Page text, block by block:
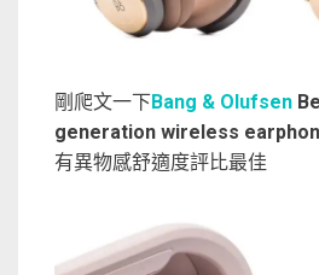
剛爬文一下Bang & Olufsen
generation wireless
有異物感舒適度評比最佳